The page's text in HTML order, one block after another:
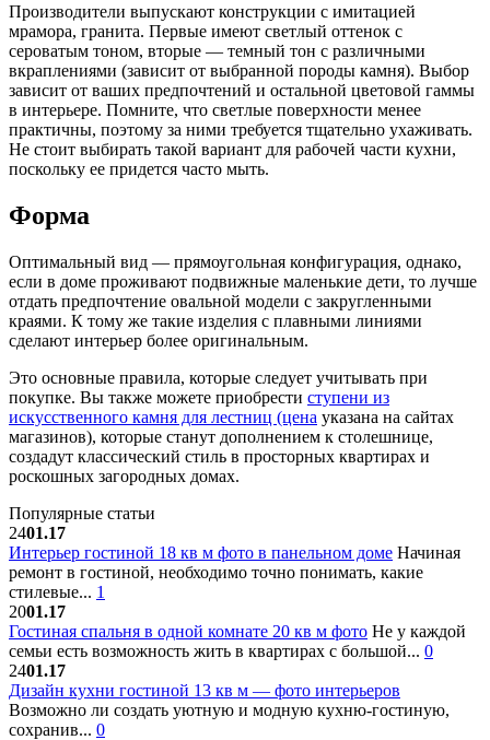
Производители выпускают конструкции с имитацией
мрамора, гранита. Первые имеют светлый оттенок с
сероватым тоном, вторые — темный тон с различными
вкраплениями (зависит от выбранной породы камня). Выбор
зависит от ваших предпочтений и остальной цветовой гаммы
в интерьере. Помните, что светлые поверхности менее
практичны, поэтому за ними требуется тщательно ухаживать.
Не стоит выбирать такой вариант для рабочей части кухни,
поскольку ее придется часто мыть.
Форма
Оптимальный вид — прямоугольная конфигурация, однако,
если в доме проживают подвижные маленькие дети, то лучше
отдать предпочтение овальной модели с закругленными
краями. К тому же такие изделия с плавными линиями
сделают интерьер более оригинальным.
Это основные правила, которые следует учитывать при
покупке. Вы также можете приобрести ступени из
искусственного камня для лестниц (цена указана на сайтах
магазинов), которые станут дополнением к столешнице,
создадут классический стиль в просторных квартирах и
роскошных загородных домах.
Популярные статьи
2401.17
Интерьер гостиной 18 кв м фото в панельном доме Начиная
ремонт в гостиной, необходимо точно понимать, какие
стилевые... 1
2001.17
Гостиная спальня в одной комнате 20 кв м фото Не у каждой
семьи есть возможность жить в квартирах с большой... 0
2401.17
Дизайн кухни гостиной 13 кв м — фото интерьеров
Возможно ли создать уютную и модную кухню-гостиную,
сохранив... 0